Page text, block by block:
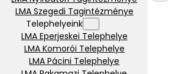
LMA Szegedi Tagintézménye
Telephelyeink
LMA Eperjeskei Telephelye
LMA Komorói Telephelye
LMA Pácini Telephelye